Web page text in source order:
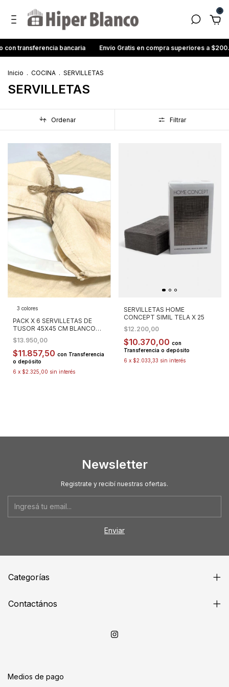
0
con transferencia bancaria Envío Gratis en compra superiores a
Inicio . COCINA . SERVILLETAS
SERVILLETAS
Ordenar Filtrar
3 colores
PACK X 6 SERVILLETAS DE
TUSOR 45X45 CM BLANCO
PARIS
$13.950,00
$11.857,50 con Transferencia
o depósito
6 x $2.325,00 sin interés
SERVILLETAS HOME
CONCEPT SIMIL TELA X 25
$12.200,00
$10.370,00 con
Transferencia o depósito
6 x $2.033,33 sin interés
Newsletter
Registrate y recibí nuestras ofertas.
Categorías
Contactános
Medios de pago